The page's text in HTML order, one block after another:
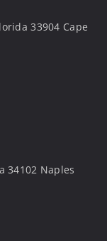
33904 Cape
34102 Naples